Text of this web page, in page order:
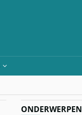
ONDERWERPEN